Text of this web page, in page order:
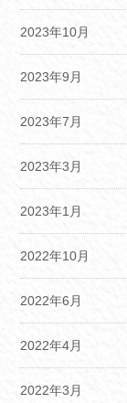
2023年10月
2023年9月
2023年7月
2023年3月
2023年1月
2022年10月
2022年6月
2022年4月
2022年3月